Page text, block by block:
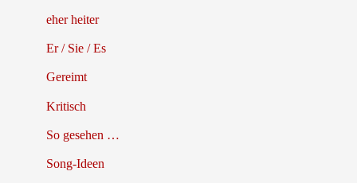
eher heiter
Er / Sie / Es
Gereimt
Kritisch
So gesehen …
Song-Ideen